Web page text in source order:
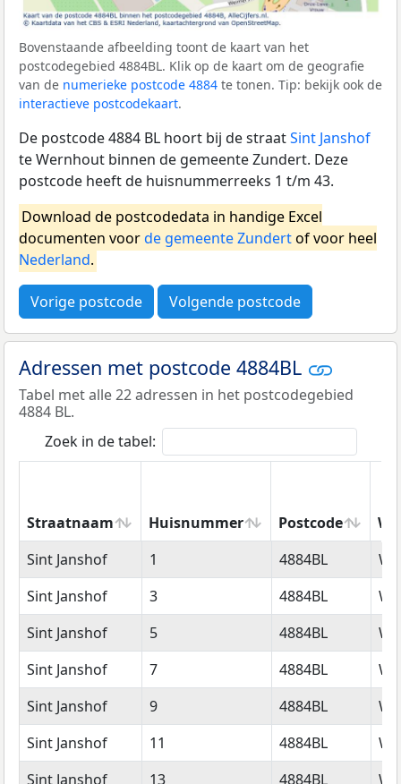
Bovenstaande afbeelding toont de kaart van het
postcodegebied 4884BL. Klik op de kaart om de geografie
van de numerieke postcode 4884 te tonen. Tip: bekijk ook de
interactieve postcodekaart.
De postcode 4884 BL hoort bij de straatSint Janshof
te Wernhout binnen de gemeente Zundert. Deze
postcode heeft de huisnummerreeks 1 t/m 43.
Download de postcodedata in handige Excel
documenten voorde gemeente Zundertof voor heel
Nederland.
Vorige postcode Volgende postcode
Adressen met postcode 4884BL
Tabel met alle 22 adressen in het postcodegebied
4884 BL.
Zoek in de tabel:
Straatnaam Huisnummer Postcode
Straatnaam
Huisnummer Postcode
Sint Janshof 1 4884BL
Sint Janshof
3 4884BL
Sint Janshof
5 4884BL
Sint Janshof
7 4884BL
Sint Janshof
9 4884BL
Sint Janshof
11 4884BL
Sint Janshof
13 4884BL